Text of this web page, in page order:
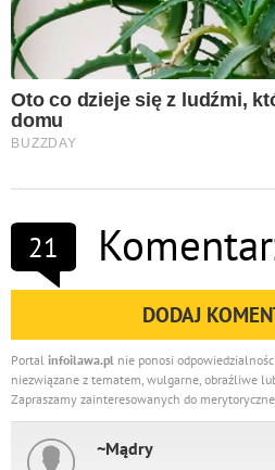
21
DODAJ
Portal infoilawa.pl nie ponosi
niezwiązane z tematem, wulgarne, obraźliwe
Zapraszamy zainteresowanych do
~Mądry